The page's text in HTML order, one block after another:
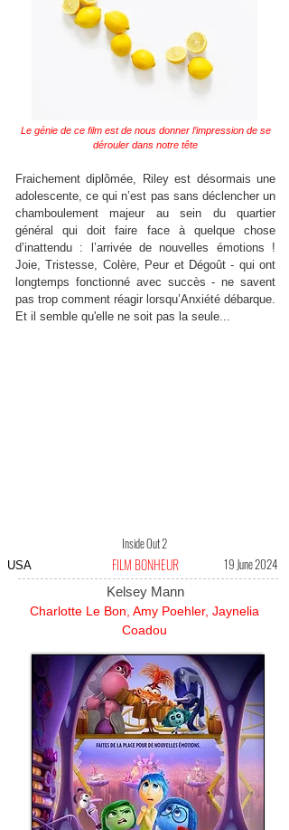
Le génie de ce film est de nous donner l’impression de se
dérouler dans notre tête
Fraichement diplômée, Riley est désormais une
adolescente, ce qui n’est pas sans déclencher un
chamboulement majeur au sein du quartier
général qui doit faire face à quelque chose
d’inattendu : l’arrivée de nouvelles émotions !
Joie, Tristesse, Colère, Peur et Dégoût - qui ont
longtemps fonctionné avec succès - ne savent
pas trop comment réagir lorsqu’Anxiété débarque.
Et il semble qu'elle ne soit pas la seule...
Inside Out 2
USA FILM BONHEUR 19 June 2024
Kelsey Mann
Charlotte Le Bon, Amy Poehler, Jaynelia
Coadou